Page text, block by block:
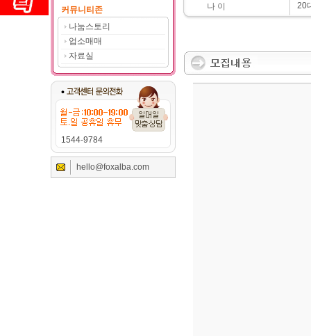
커뮤니티존
나눔스토리
업소매매
자료실
1544-9784
hello@foxalba.com
나 이
20